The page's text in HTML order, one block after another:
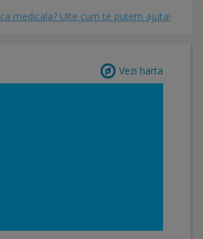
medicala? Uite cum te putem ajuta!
Vezi harta